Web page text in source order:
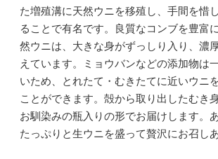
た増殖溝に天然ウニを移殖し、手間を惜
ることで有名です。良質なコンブを豊富
然ウニは、大きな身がずっしり入り、濃
えています。ミョウバンなどの添加物は
いため、とれたて・むきたてに近いウニ
ことができます。殻から取り出したむき
お馴染みの瓶入りの形でお届けします。
たっぷりと生ウニを盛って贅沢にお召し